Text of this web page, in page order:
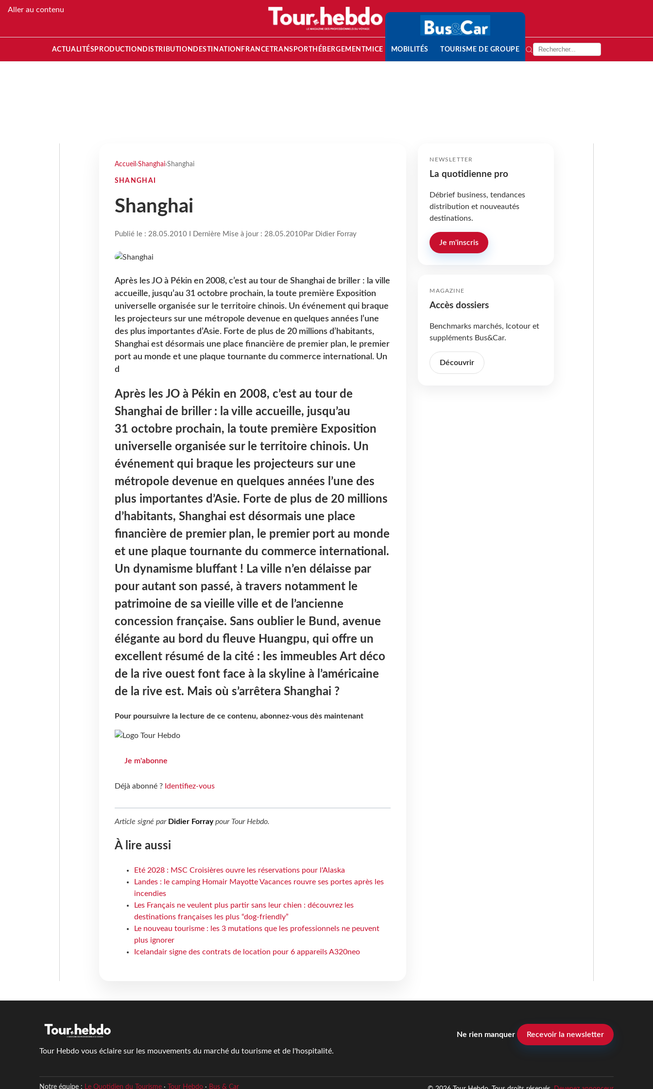
Aller au contenu
ACTUALITÉS PRODUCTION DISTRIBUTION DESTINATION FRANCETRANSPORT HÉBERGEMENTMICE MOBILITÉS TOURISME DE GROUPE
Accueil ›Shanghai›Shanghai
SHANGHAI
Shanghai
Publié le : 28.05.2010 I Dernière Mise à jour : 28.05.2010Par Didier Forray
Après les JO à Pékin en 2008, c’est au tour de Shanghai de briller : la ville
accueille, jusqu’au 31 octobre prochain, la toute première Exposition
universelle organisée sur le territoire chinois. Un événement qui braque
les projecteurs sur une métropole devenue en quelques années l’une
des plus importantes d’Asie. Forte de plus de 20 millions d’habitants,
Shanghai est désormais une place financière de premier plan, le premier
port au monde et une plaque tournante du commerce international. Un
d
Après les JO à Pékin en 2008, c’est au tour de
Shanghai de briller : la ville accueille, jusqu’au
31 octobre prochain, la toute première Exposition
universelle organisée sur le territoire chinois. Un
événement qui braque les projecteurs sur une
métropole devenue en quelques années l’une des
plus importantes d’Asie. Forte de plus de 20 millions
d’habitants, Shanghai est désormais une place
financière de premier plan, le premier port au monde
et une plaque tournante du commerce international.
Un dynamisme bluffant ! La ville n’en délaisse par
pour autant son passé, à travers notamment le
patrimoine de sa vieille ville et de l’ancienne
concession française. Sans oublier le Bund, avenue
élégante au bord du fleuve Huangpu, qui offre un
excellent résumé de la cité : les immeubles Art déco
de la rive ouest font face à la skyline à l’américaine
de la rive est. Mais où s’arrêtera Shanghai ?
Pour poursuivre la lecture de ce contenu, abonnez-vous dès maintenant
Je m'abonne
Déjà abonné ? Identifiez-vous
Article signé par Didier Forraypour Tour Hebdo.
À lire aussi
Eté 2028 : MSC Croisières ouvre les réservations pour l'Alaska
Landes : le camping Homair Mayotte Vacances rouvre ses portes après les
incendies
Les Français ne veulent plus partir sans leur chien : découvrez les
destinations françaises les plus “dog-friendly”
Le nouveau tourisme : les 3 mutations que les professionnels ne peuvent
plus ignorer
Icelandair signe des contrats de location pour 6 appareils A320neo
NEWSLETTER
La quotidienne pro
Débrief business, tendances
distribution et nouveautés
destinations.
Je m'inscris
MAGAZINE
Accès dossiers
Benchmarks marchés, Icotour et
suppléments Bus&Car.
Découvrir
Tour Hebdo vous éclaire sur les mouvements du marché du tourisme et de l'hospitalité.
Ne rien manquer Recevoir la newsletter
Notre équipe : Le Quotidien du Tourisme· Tour Hebdo· Bus & Car